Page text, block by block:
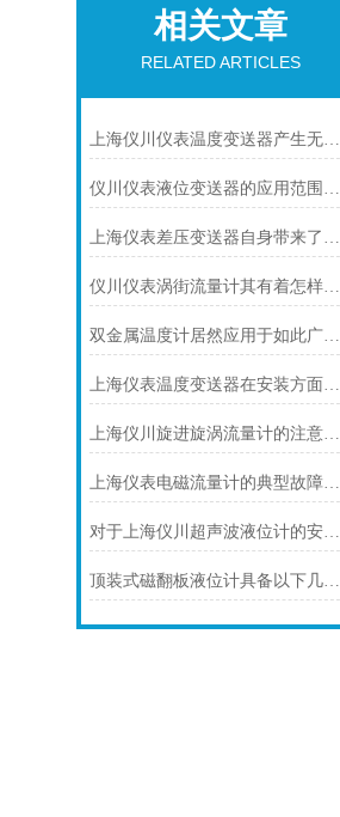
相关文章
RELATED ARTICLES
上海仪川仪表温度变送器产生无输出的原因及解决方法
仪川仪表液位变送器的应用范围涵盖了多个行业和领域
上海仪表差压变送器自身带来了怎样的功能
仪川仪表涡街流量计其有着怎样的特点呢？
双金属温度计居然应用于如此广泛的领域
上海仪表温度变送器在安装方面有什么要领
上海仪川旋进旋涡流量计的注意事项
上海仪表电磁流量计的典型故障诊断及处理方法
对于上海仪川超声波液位计的安装原理你可知晓！
顶装式磁翻板液位计具备以下几大主要特点